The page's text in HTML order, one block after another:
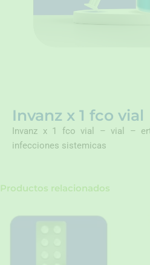
Invanz x 1 fco vial
Invanz x 1 fco vial – vial –
infecciones sistemicas
Productos relacionados